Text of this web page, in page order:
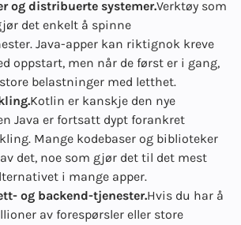
og distribuerte systemer.Verktøy som
det enkelt å spinne
. Java-apper kan riktignok kreve
oppstart, men når de først er i gang,
belastninger med letthet.
Kotlin er kanskje den nye
Java er fortsatt dypt forankret
. Mange kodebaser og biblioteker
det, noe som gjør det til det mest
i mange apper.
og backend-tjenester.Hvis du har å
av forespørsler eller store